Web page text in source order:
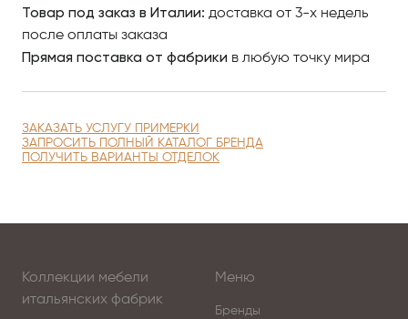
Товар под заказ в Италии: доставка от 3-х недель
после оплаты заказа
Прямая поставка от фабрики в любую точку мира
ЗАКАЗАТЬ УСЛУГУ ПРИМЕРКИ
ЗАПРОСИТЬ ПОЛНЫЙ КАТАЛОГ БРЕНДА
ПОЛУЧИТЬ ВАРИАНТЫ ОТДЕЛОК
Коллекции мебели
итальянских фабрик
Меню
Бренды